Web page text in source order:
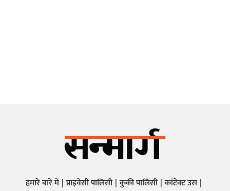
हमारे बारे में प्राइवेसी पालिसी कुकी पालिसी कांटेक्ट उस